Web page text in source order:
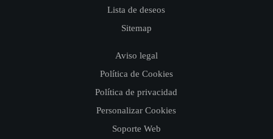
Lista de deseos
Sitemap
Aviso legal
Política de Cookies
Política de privacidad
Personalizar Cookies
Soporte Web